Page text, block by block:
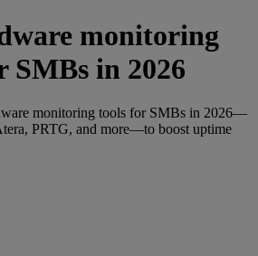
monitoring
SMBs in 2026
monitoring tools for SMBs in 2026—
PRTG, and more—to boost uptime